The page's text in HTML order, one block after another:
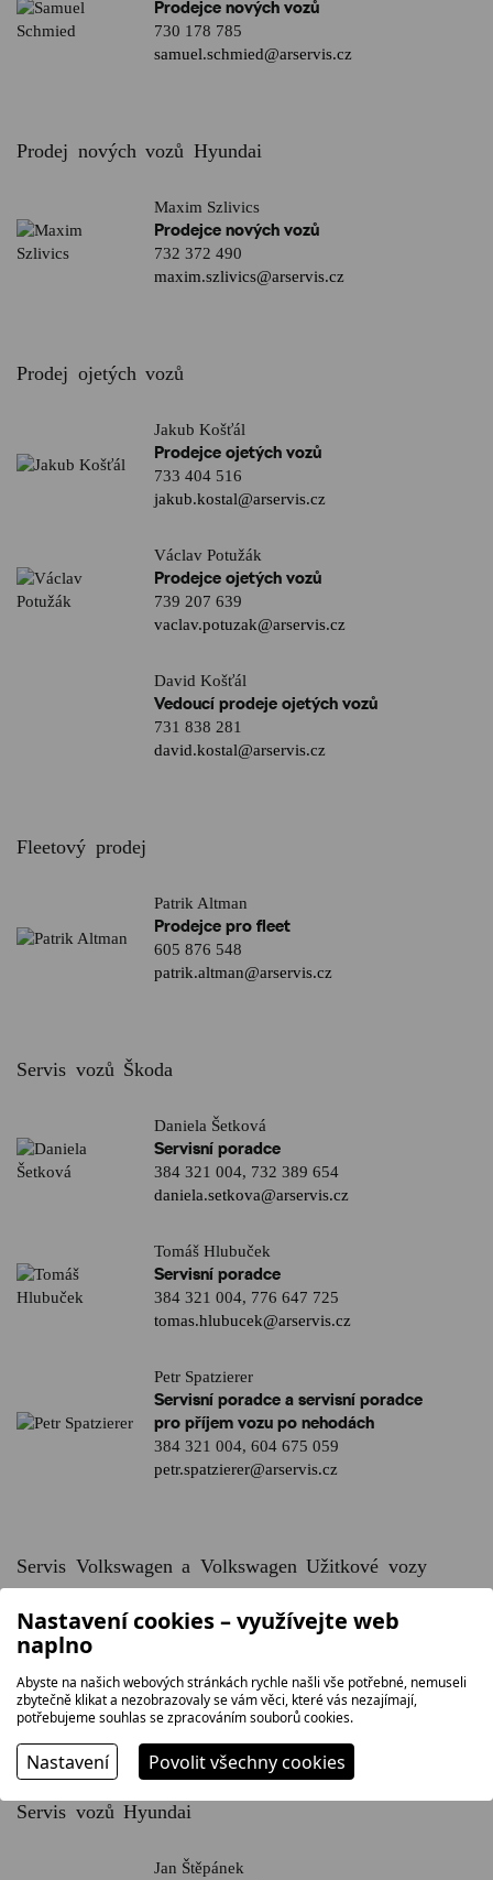
Prodejce nových vozů
730 178 785
samuel.schmied@arservis.cz
Prodej nových vozů Hyundai
Maxim Szlivics
Prodejce nových vozů
732 372 490
maxim.szlivics@arservis.cz
Prodej ojetých vozů
Jakub Košťál
Prodejce ojetých vozů
733 404 516
jakub.kostal@arservis.cz
Václav Potužák
Prodejce ojetých vozů
739 207 639
vaclav.potuzak@arservis.cz
David Košťál
Vedoucí prodeje ojetých vozů
731 838 281
david.kostal@arservis.cz
Fleetový prodej
Patrik Altman
Prodejce pro fleet
605 876 548
patrik.altman@arservis.cz
Servis vozů Škoda
Daniela Šetková
Servisní poradce
384 321 004, 732 389 654
daniela.setkova@arservis.cz
Tomáš Hlubuček
Servisní poradce
384 321 004, 776 647 725
tomas.hlubucek@arservis.cz
Petr Spatzierer
Servisní poradce a servisní poradce
pro příjem vozu po nehodách
384 321 004, 604 675 059
petr.spatzierer@arservis.cz
Servis Volkswagen a Volkswagen Užitkové vozy
Jiří Kadlec
603 894 796
jiri.kadlec@arservis.cz
Servis vozů Hyundai
Jan Štěpánek
Nastavení cookies – využívejte web
naplno
Abyste na našich webových stránkách rychle našli vše potřebné, nemuseli
zbytečně klikat a nezobrazovaly se vám věci, které vás nezajímají,
potřebujeme souhlas se zpracováním souborů cookies.
Nastavení Povolit všechny cookies